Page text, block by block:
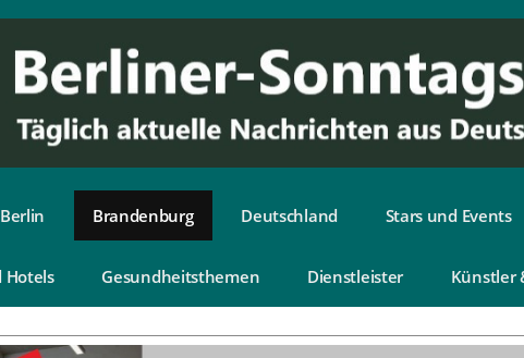
Berlin Brandenburg Deutschland Stars und Events
Hotels Gesundheitsthemen Dienstleister Künstler